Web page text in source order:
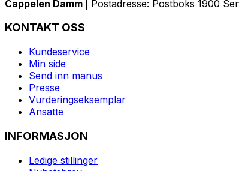
Cappelen Damm | Postadresse: Postboks 1900
KONTAKT OSS
Kundeservice
Min side
Send inn manus
Presse
Vurderingseksemplar
Ansatte
INFORMASJON
Ledige stillinger